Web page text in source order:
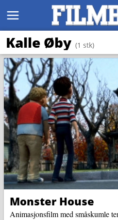
MENY
Kalle Øby (1 stk)
Monster House
Animasjonsfilm med småskumle